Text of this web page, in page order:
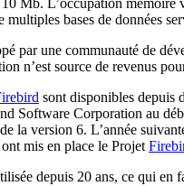
bases de données
par une communauté de
n’est source de revenus
sont disponibles depuis
Software Corporation au
la version 6. L’année
mis en place le Projet
depuis 20 ans, ce qui en